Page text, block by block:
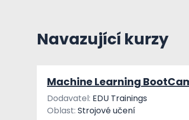
Navazující kurzy
Machine Learning
Dodavatel: EDU Trainings
Oblast: Strojové učení